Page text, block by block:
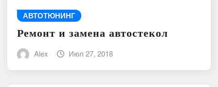
АВТОТЮНИНГ
Ремонт и замена автостекол
Alex Июл 27, 2018